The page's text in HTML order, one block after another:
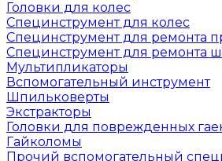
Головки для колес
Специнструмент для колес
Специнструмент для ремонта
Специнструмент для ремонта
Мультипликаторы
Вспомогательный инструмент
Шпильковерты
Экстракторы
Головки для поврежденных
Гайколомы
Прочий вспомогательный